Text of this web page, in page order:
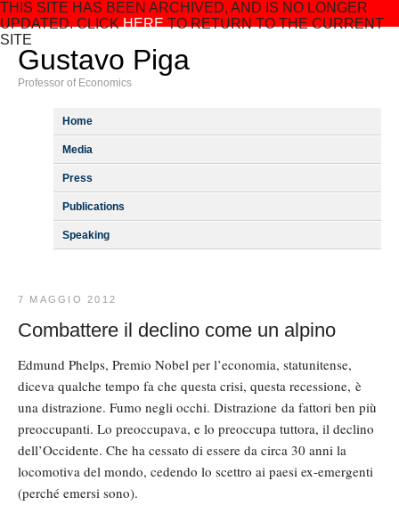
THIS SITE HAS BEEN ARCHIVED, AND IS NO LONGER
UPDATED. CLICKHERETO RETURN TO THE CURRENT
SITE
Gustavo Piga
Professor of Economics
Home
Media
Press
Publications
Speaking
7 MAGGIO 2012
Combattere il declino come un alpino
Edmund Phelps, Premio Nobel per l’economia, statunitense,
diceva qualche tempo fa che questa crisi, questa recessione, è
una distrazione. Fumo negli occhi. Distrazione da fattori ben più
preoccupanti. Lo preoccupava, e lo preoccupa tuttora, il declino
dell’Occidente. Che ha cessato di essere da circa 30 anni la
locomotiva del mondo, cedendo lo scettro ai paesi ex-emergenti
(perché emersi sono).